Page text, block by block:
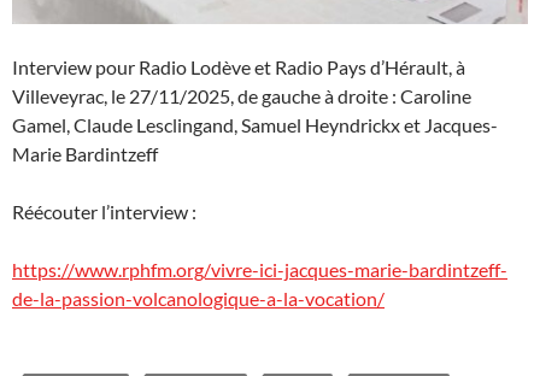
Interview pour Radio Lodève et Radio Pays d’Hérault, à
Villeveyrac, le 27/11/2025, de gauche à droite : Caroline
Gamel, Claude Lesclingand, Samuel Heyndrickx et Jacques-
Marie Bardintzeff
Réécouter l’interview :
https://www.rphfm.org/vivre-ici-jacques-marie-bardintzeff-
de-la-passion-volcanologique-a-la-vocation/